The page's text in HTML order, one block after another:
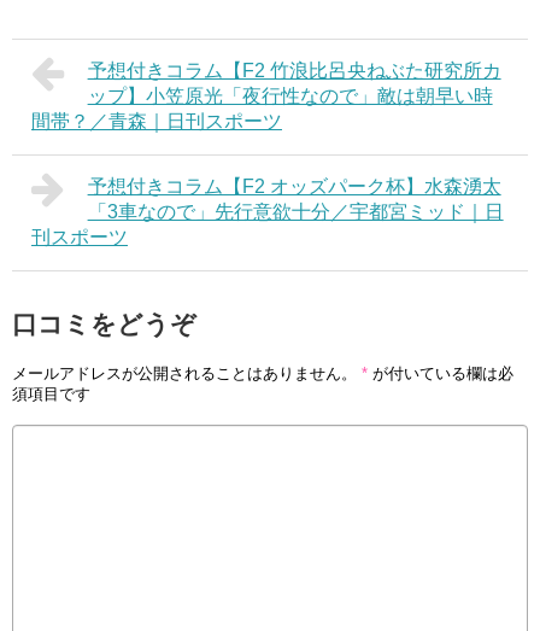
予想付きコラム【F2 竹浪比呂央ねぶた研究所カ
ップ】小笠原光「夜行性なので」敵は朝早い時
間帯？／青森｜日刊スポーツ
予想付きコラム【F2 オッズパーク杯】水森湧太
「3車なので」先行意欲十分／宇都宮ミッド｜日
刊スポーツ
口コミをどうぞ
メールアドレスが公開されることはありません。 * が付いている欄は必
須項目です